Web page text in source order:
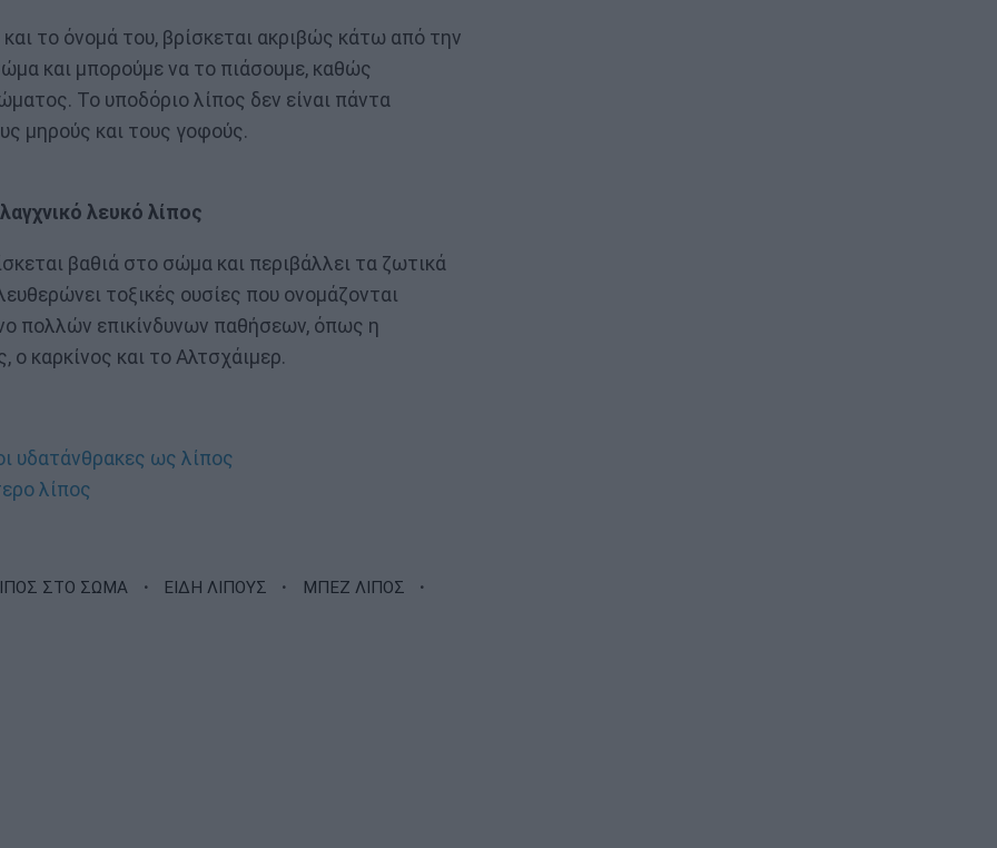
το όνομά του, βρίσκεται ακριβώς κάτω από την
και μπορούμε να το πιάσουμε, καθώς
Το υποδόριο λίπος δεν είναι πάντα
μηρούς και τους γοφούς.
λευκό λίπος
βαθιά στο σώμα και περιβάλλει τα ζωτικά
τοξικές ουσίες που ονομάζονται
πολλών επικίνδυνων παθήσεων, όπως η
ο καρκίνος και το Αλτσχάιμερ.
υδατάνθρακες ως λίπος
λίπος
ΣΤΟ ΣΩΜΑ · ΕΙΔΗ ΛΙΠΟΥΣ · ΜΠΕΖ ΛΙΠΟΣ ·